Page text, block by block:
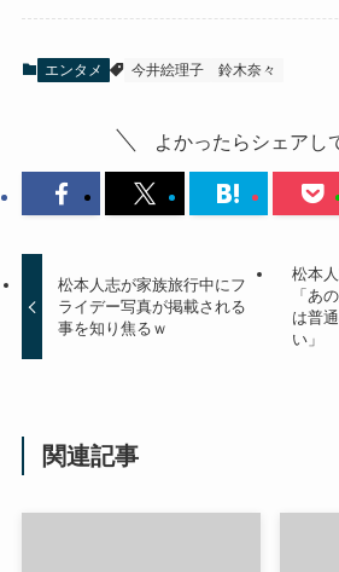
エンタメ 今井絵理子 鈴木奈々
よかったらシェアし
松本人志が家族旅行中にフ
ライデー写真が掲載される
事を知り焦るｗ
松本
「あ
は普
い」
関連記事